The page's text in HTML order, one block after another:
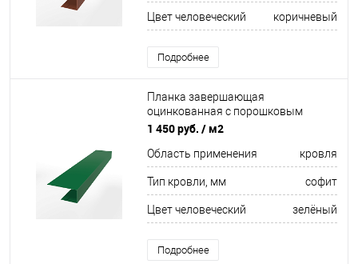
Цвет человеческий коричневый
Подробнее
Планка завершающая
оцинкованная с порошковым
покрытием 0,45мм ширина более
1 450 руб. / м2
Область применения кровля
Тип кровли, мм софит
Цвет человеческий зелёный
Подробнее